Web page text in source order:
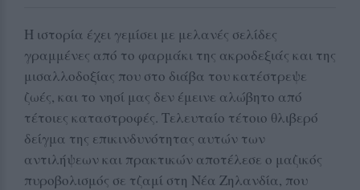
Η ιστορία έχει γεμίσει με μελανές σελίδες
γραμμένες από το φαρμάκι της ακροδεξιάς και της
μισαλλοδοξίας που στο διάβα του κατέστρεψε
ζωές, και το νησί μας δεν έμεινε αλώβητο από
τέτοιες καταστροφές. Τελευταίο τέτοιο θλιβερό
δείγμα της επικινδυνότητας αυτών των
αντιλήψεων και πρακτικών αποτέλεσε ο μαζικός
πυροβολισμός σε τζαμί στη Νέα Ζηλανδία, που